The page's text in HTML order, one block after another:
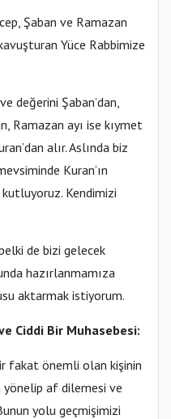
Şaban ve Ramazan
Yüce Rabbimize
değerini Şaban’dan,
Ramazan ayı ise kıymet
alır. Aslında biz
Kuran’ın
Kendimizi
de bizi gelecek
hazırlanmamıza
aktarmak istiyorum.
ve Ciddi Bir Muhasebesi:
fakat önemli olan kişinin
yönelip af dilemesi ve
yolu geçmişimizi